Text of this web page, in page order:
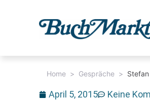
Home > Gespräche >
April 5, 2015 Keine